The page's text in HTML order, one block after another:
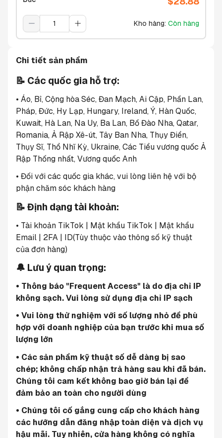
Kho hàng: Còn hàng
Chi tiết sản phẩm
📝 Các quốc gia hỗ trợ:
• Áo, Bỉ, Cộng hòa Séc, Đan Mạch, Ai Cập, Phần Lan,
Pháp, Đức, Hy Lạp, Hungary, Ireland, Ý, Hàn Quốc,
Kuwait, Hà Lan, Na Uy, Ba Lan, Bồ Đào Nha, Qatar,
Romania, Ả Rập Xê-út, Tây Ban Nha, Thụy Điển,
Thụy Sĩ, Thổ Nhĩ Kỳ, Ukraine, Các Tiểu vương quốc Ả
Rập Thống nhất, Vương quốc Anh
• Đối với các quốc gia khác, vui lòng liên hệ với bộ
phận chăm sóc khách hàng
📝 Định dạng tài khoản:
• Tài khoản TikTok | Mật khẩu TikTok | Mật khẩu
Email | 2FA | ID(Tùy thuộc vào thông số kỹ thuật
của đơn hàng)
🔔 Lưu ý quan trọng:
• Thông báo "Frequent Access" là do địa chỉ IP
không sạch. Vui lòng sử dụng địa chỉ IP sạch
• Vui lòng thử nghiệm với số lượng nhỏ để phù
hợp với doanh nghiệp của bạn trước khi mua số
lượng lớn
• Các sản phẩm kỹ thuật số dễ dàng bị sao
chép; không chấp nhận trả hàng sau khi đã bán.
Chúng tôi cam kết không bao giờ bán lại để
đảm bảo an toàn cho người dùng
• Chúng tôi cố gắng cung cấp cho khách hàng
các hướng dẫn đăng nhập toàn diện và dịch vụ
hậu mãi. Tuy nhiên, cửa hàng không có nghĩa